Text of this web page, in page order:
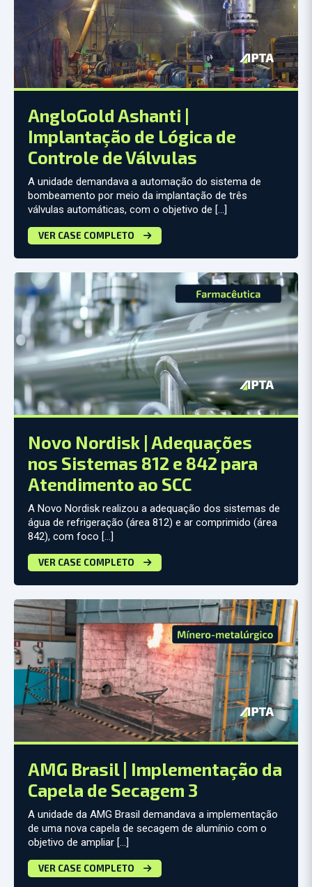
AngloGold Ashanti |
Implantação de Lógica de
Controle de Válvulas
A unidade demandava a automação do sistema de
bombeamento por meio da implantação de três
válvulas automáticas, com o objetivo de […]
VER CASE COMPLETO
Novo Nordisk | Adequações
nos Sistemas 812 e 842 para
Atendimento ao SCC
A Novo Nordisk realizou a adequação dos sistemas de
água de refrigeração (área 812) e ar comprimido (área
842), com foco […]
VER CASE COMPLETO
AMG Brasil | Implementação da
Capela de Secagem 3
A unidade da AMG Brasil demandava a implementação
de uma nova capela de secagem de alumínio com o
objetivo de ampliar […]
VER CASE COMPLETO